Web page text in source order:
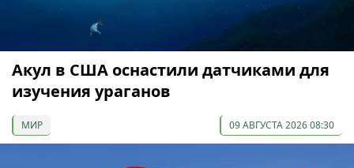
Акул в США оснастили датчиками для
изучения ураганов
МИР 09 АВГУСТА 2026 08:30